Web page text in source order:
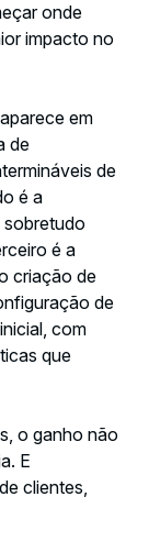
onde
impacto no
em
de
de
é a
sobretudo
é a
criação de
de
com
que
o ganho não
E
clientes,